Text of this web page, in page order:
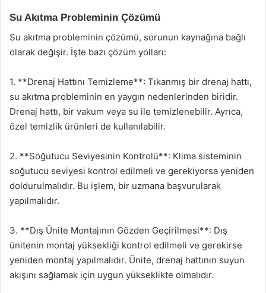
Su Akıtma Probleminin Çözümü
Su akıtma probleminin çözümü, sorunun kaynağına bağlı
olarak değişir. İşte bazı çözüm yolları:
1. **Drenaj Hattını Temizleme**: Tıkanmış bir drenaj hattı,
su akıtma probleminin en yaygın nedenlerinden biridir.
Drenaj hattı, bir vakum veya su ile temizlenebilir. Ayrıca,
özel temizlik ürünleri de kullanılabilir.
2. **Soğutucu Seviyesinin Kontrolü**: Klima sisteminin
soğutucu seviyesi kontrol edilmeli ve gerekiyorsa yeniden
doldurulmalıdır. Bu işlem, bir uzmana başvurularak
yapılmalıdır.
3. **Dış Ünite Montajının Gözden Geçirilmesi**: Dış
ünitenin montaj yüksekliği kontrol edilmeli ve gerekirse
yeniden montaj yapılmalıdır. Ünite, drenaj hattının suyun
akışını sağlamak için uygun yükseklikte olmalıdır.